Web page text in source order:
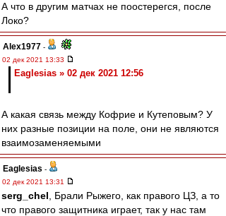
А что в другим матчах не поостерегся, после
Локо?
Alex1977 -
02 дек 2021 13:33
Eaglesias » 02 дек 2021 12:56
А какая связь между Кофрие и Кутеповым? У
них разные позиции на поле, они не являются
взаимозаменяемыми
Eaglesias -
02 дек 2021 13:31
serg_chel , Брали Рыжего, как правого ЦЗ, а то
что правого защитника играет, так у нас там